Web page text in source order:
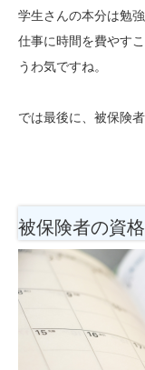
学生さんの本分は勉
仕事に時間を費やす
うわ気ですね。
では最後に、被保険
被保険者の資